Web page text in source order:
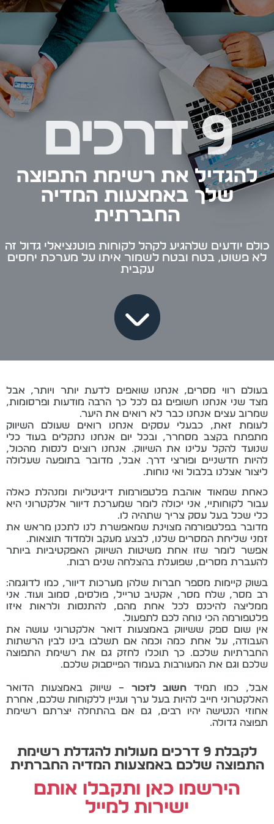
9 דרכים
להגדיל את רשימת התפוצה
שלך באמצעות המדיה
החברתית
כולם יודעים שלהגיע לקהל לקוחות פוטנציאלי גדול זה
לא פשוט, בטח ובטח לשמור איתו על מערכת יחסים
עקבית
בעולם רווי מסרים, אנחנו שואפים לדעת יותר ויותר, אבל
מצד שני אנחנו חשופים גם לכל כך הרבה מודעות ופרסומות,
שמרוב עצים אנחנו כבר לא רואים את היער.
לעומת זאת, כבעלי עסקים אנחנו רואים שעולם השיווק
מתפתח בקצב מסחרר, ובכל יום אנחנו נתקלים בעוד כלי
שנועד להקל עלינו את השיווק. אנחנו רוצים לנסות מהכול,
להיות חדשניים ופורצי דרך. אבל, מדובר בתופעה שעלולה
ליצור אצלנו בלבול ואי נוחות.
כאחת שמאוד אוהבת פלטפורמות דיגיטליות ומנהלת כאלה
עבור לקוחותיי, אני יכולה לומר שמערכת דיוור אלקטרוני היא
כלי שכל בעל עסק צריך שתהיה לו.
מדובר בפלטפורמה מצוינת שמאפשרת לנו לתכנן מראש את
זמני שליחת המסרים שלנו, לבצע מעקב ולמדוד תוצאות.
אפשר לומר שזו אחת משיטות השיווק האפקטיביות ביותר
להעברת מסרים, שפועלת בהצלחה שנים רבות.
בשוק קיימות מספר חברות שלהן מערכות דיוור, כמו לדוגמה:
רב מסר, שלח מסר, אקטיב טרייל, פולסים, סמוב ועוד. אני
ממליצה להיכנס לכל אחת מהם, להתנסות ולראות איזו
פלטפורמה הכי נוחה לכם לתפעול.
אין שום ספק ששיווק באמצעות דואר אלקטרוני עושה את
העבודה, על אחת כמה וכמה אם תשלבו בינו לבין הרשתות
החברתיות שלכם. כך תוכלו לחזק גם את רשימת התפוצה
שלכם וגם את המעורבות בעמוד הפייסבוק שלכם.
אבל, כמו תמידחשוב לזכור – שיווק באמצעות הדואר
האלקטרוני חייב להיות בעל ערך ועניין ללקוחות שלכם, אחרת
אחוזי הנטישה יהיו רבים, גם אם בהתחלה יצרתם רשימת
תפוצה גדולה.
לקבלת 9 דרכים מעולות להגדלת רשימת
התפוצה שלכם באמצעות המדיה החברתית
הירשמו כאן ותקבלו אותם
ישירות למייל